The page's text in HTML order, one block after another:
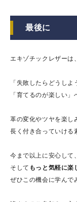
最後に
エキゾチックレザーは、
「失敗したらどうしよ
「育てるのが楽しい」
革の変化やツヤを楽し
長く付き合っていける
今まで以上に安心して、
そして もっと気軽に楽
ぜひこの機会に学んで